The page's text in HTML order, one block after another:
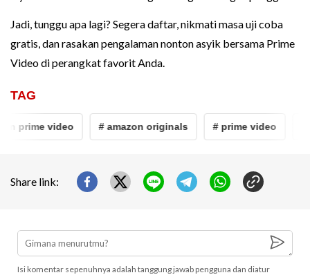
Jadi, tunggu apa lagi? Segera daftar, nikmati masa uji coba
gratis, dan rasakan pengalaman nonton asyik bersama Prime
Video di perangkat favorit Anda.
TAG
prime video # amazon originals # prime video
Share link:
Isi komentar sepenuhnya adalah tanggung jawab pengguna dan diatur